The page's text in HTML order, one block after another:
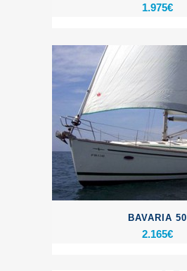
1.975€
BAVARIA 50
2.165€